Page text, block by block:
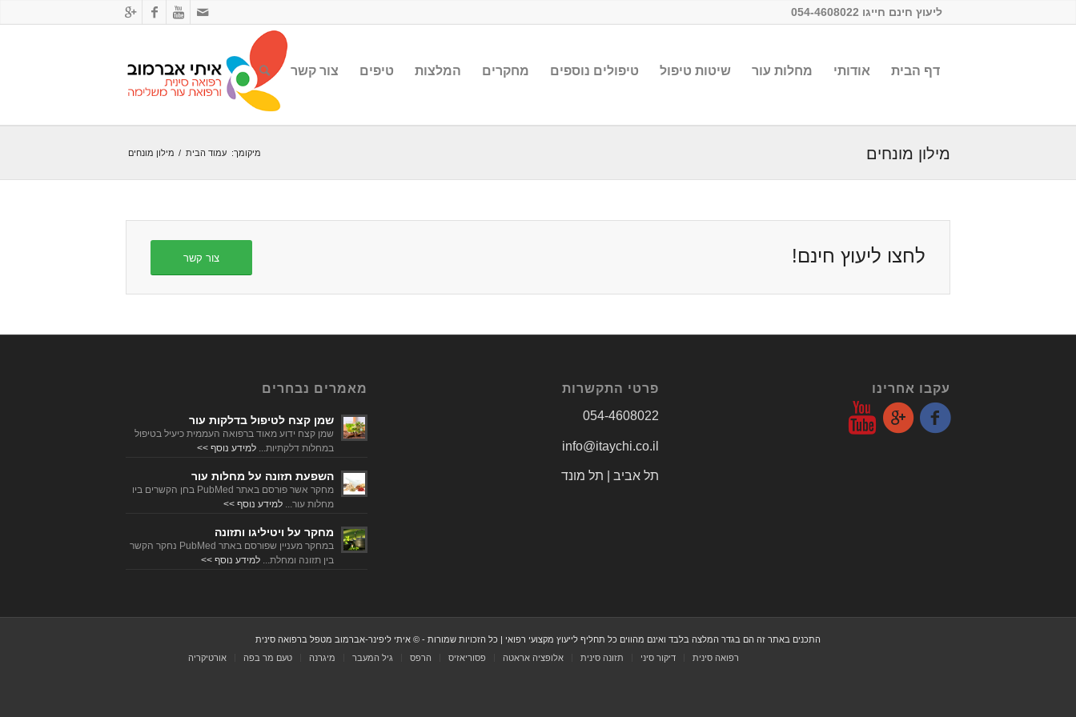
ליעוץ חינם חייגו 054-4608022
דף הבית אודותי מחלות עור שיטות טיפול טיפולים נוספים מחקרים המלצות טיפים צור קשר
מילון מונחים מיקומך: עמוד הבית / מילון מונחים
לחצו ליעוץ חינם! צור קשר
מאמרים נבחרים
שמן קצח לטיפול בדלקות עור
שמן קצח ידוע מאוד ברפואה העממית כיעיל בטיפול
במחלות דלקתיות... למידע נוסף >>
השפעת תזונה על מחלות עור
מחקר אשר פורסם באתר PubMed בחן הקשרים ביו
מחלות עור... למידע נוסף >>
מחקר על ויטיליגו ותזונה
במחקר מעניין שפורסם באתר PubMed נחקר הקשר
בין תזונה ומחלת... למידע נוסף >>
פרטי התקשרות
054-4608022
info@itaychi.co.il
תל אביב | תל מונד
עקבו אחרינו
התכנים באתר זה הם בגדר המלצה בלבד ואינם מהווים כל תחליף לייעוץ מקצועי רפואי | כל הזכויות שמורות - © איתי ליפינר-אברמוב מטפל ברפואה סינית
רפואה סינית
דיקור סיני תזונה סינית אלופציה אראטה פסוריאזיס הרפס גיל המעבר מיגרנה טעם מר בפה אורטיקריה